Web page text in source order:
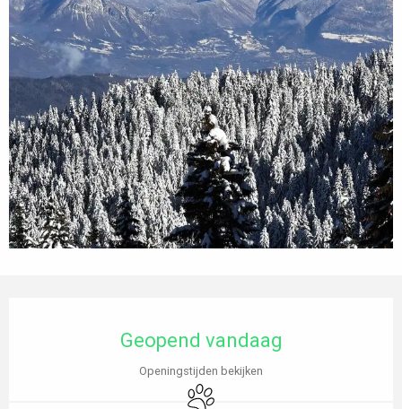
Geopend vandaag
Openingstijden bekijken
Dieren toegelaten